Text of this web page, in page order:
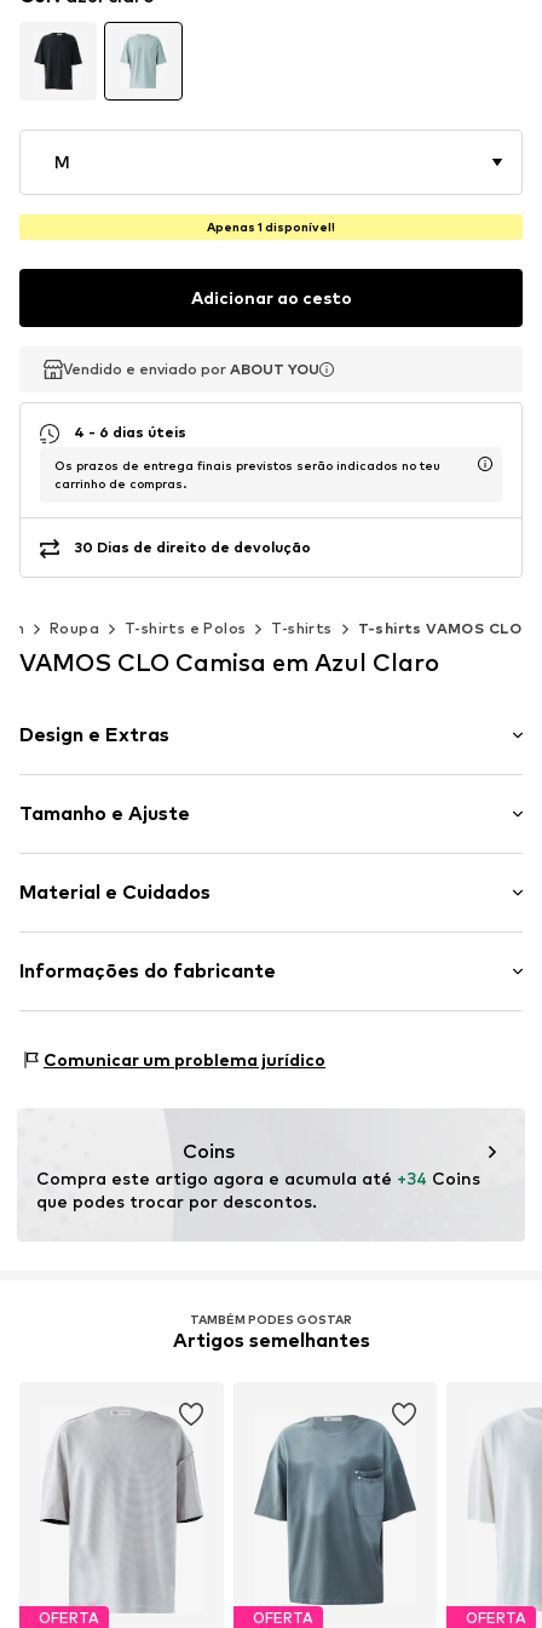
M
Apenas 1 disponível!
Adicionar ao cesto
Vendido e enviado por ABOUT YOU
Vendido e enviado por ABOUT YOU
Vendido e enviado por ABOUT YOU
4 - 6 dias úteis
Os prazos de entrega finais previstos serão indicados no teu
carrinho de compras.
30 Dias de direito de devolução
Roupa T-shirts e Polos T-shirts T-shirts VAMOS CLO
VAMOS CLO Camisa em Azul Claro
Design e Extras
Algodão
Gola redonda
Bainha/borda cosida
Corte solto
Toque suave
VAM3511001000002
Tamanho e Ajuste
Comprimento: Comprimento normal
Ajuste: Ajuste solto
Material e Cuidados
Material superior: 100% Algodão
Informações do fabricante
89537 Giengen an der Brenz
Comunicar um problema jurídico
Coins
Compra este artigo agora e acumula até +34 Coins
que podes trocar por descontos.
TAMBÉM PODES GOSTAR
Artigos semelhantes
OFERTA OFERTA OFERTA